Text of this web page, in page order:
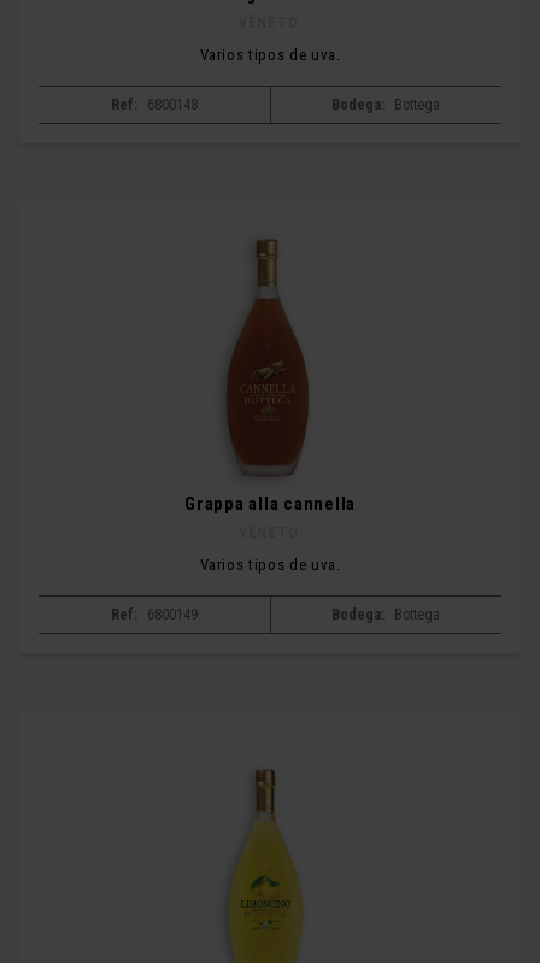
Varios tipos de uva.
Ref: 6800148 Bodega: Bottega
Grappa alla cannella
Varios tipos de uva.
Ref: 6800149 Bodega: Bottega